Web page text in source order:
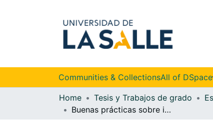
Communities & CollectionsAll of DSpace
Home Tesis y Trabajos de grado
Buenas prácticas sobre innovación de servicios en archivos históricos